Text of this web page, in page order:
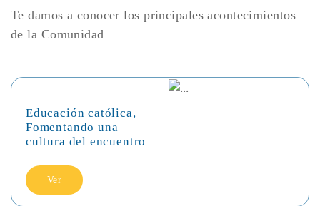
Te damos a conocer los principales acontecimientos
de la Comunidad
Educación católica,
Fomentando una
cultura del encuentro
Ver